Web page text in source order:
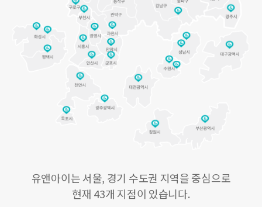
유앤아이는 서울, 경기 수도권 지역을 중심으로
현재 43개 지점이 있습니다.